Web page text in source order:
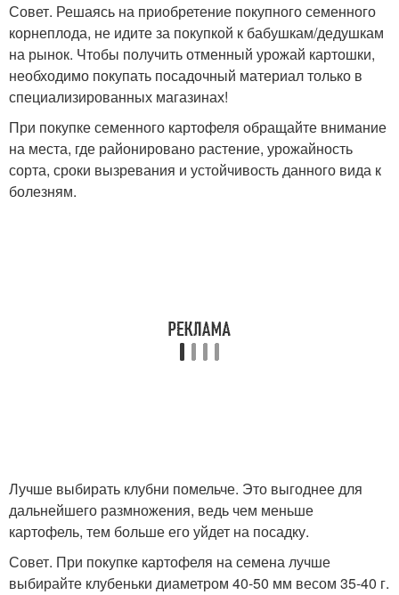
Совет. Решаясь на приобретение покупного семенного
корнеплода, не идите за покупкой к бабушкам/дедушкам
на рынок. Чтобы получить отменный урожай картошки,
необходимо покупать посадочный материал только в
специализированных магазинах!
При покупке семенного картофеля обращайте внимание
на места, где районировано растение, урожайность
сорта, сроки вызревания и устойчивость данного вида к
болезням.
Лучше выбирать клубни помельче. Это выгоднее для
дальнейшего размножения, ведь чем меньше
картофель, тем больше его уйдет на посадку.
Совет. При покупке картофеля на семена лучше
выбирайте клубеньки диаметром 40-50 мм весом 35-40 г.